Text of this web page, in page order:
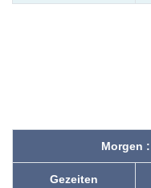
Morgen
Gezeiten